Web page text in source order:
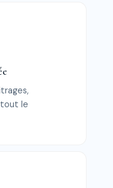
tout le